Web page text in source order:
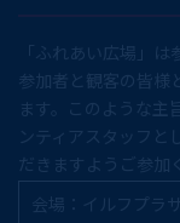
「ふれあい広場」
参加者と観客の皆様
ます。このような主
ンティアスタッフ
だきますようご参加
会場：イルフプラ